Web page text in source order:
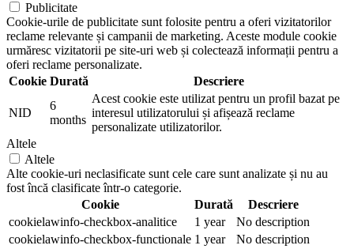
Publicitate
Cookie-urile de publicitate sunt folosite pentru a oferi vizitatorilor
reclame relevante și campanii de marketing. Aceste module cookie
urmăresc vizitatorii pe site-uri web și colectează informații pentru a
oferi reclame personalizate.
Cookie Durată Descriere
NID
6
months
Acest cookie este utilizat pentru un profil bazat pe
interesul utilizatorului și afișează reclame
personalizate utilizatorilor.
Altele
Altele
Alte cookie-uri neclasificate sunt cele care sunt analizate și nu au
fost încă clasificate într-o categorie.
Cookie
Durată
Descriere
cookielawinfo-checkbox-analitice
1 year
No description
cookielawinfo-checkbox-functionale 1 year
No description